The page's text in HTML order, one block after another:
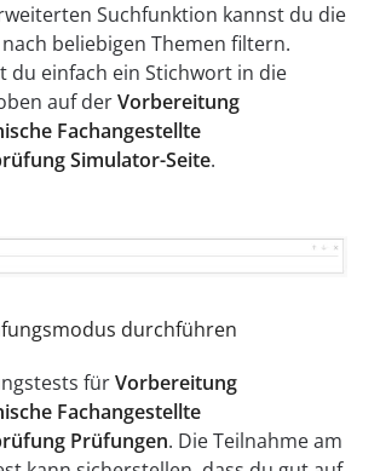
Suchfunktion kannst du die
beliebigen Themen filtern.
du einfach ein Stichwort in die
auf derVorbereitung
Fachangestellte
Simulator-Seite.
durchführen
fürVorbereitung
Fachangestellte
Prüfungen. Die Teilnahme am